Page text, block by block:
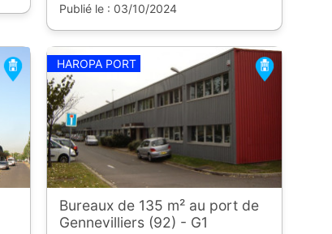
Publié le : 03/10/2024
HAROPA PORT
Bureaux de 135 m² au port de
Gennevilliers (92) - G1